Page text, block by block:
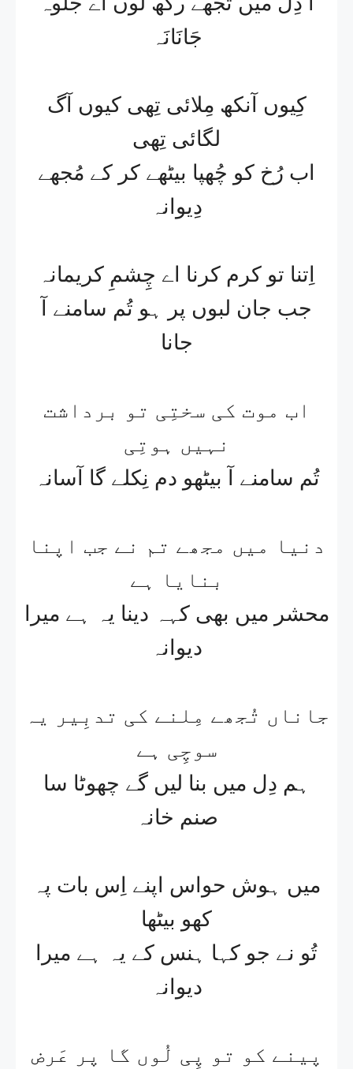
جَانَانَہ​
کِیوں آنکھ مِلائی تِھی کیوں آگ
لگائی تِھی​
اب رُخ کو چُھپا بیٹھے کر کے مُجھے
دِیوانہ​
اِتنا تو کرم کرنا اے چِشمِ کریمانہ​
جب جان لبوں پر ہو تُم سامنے آ
جانا​
اب موت کی سختِی تو برداشت
نہیں ہوتِی​
تُم سامنے آ بیٹھو دم نِکلے گا آسانہ​
دنیا میں مجھے تم نے جب اپنا
بنایا ہے
محشر میں بھی کہہ دینا یہ ہے میرا
دیوانہ​
جاناں تُجھے مِلنے کی تدبِیر یہ
سوچِی ہے​
ہم دِل میں بنا لیں گے چھوٹا سا
صنم خانہ​
میں ہوش حواس اپنے اِس بات پہ
کھو بیٹھا​
تُو نے جو کہا ہنس کے یہ ہے میرا
دیوانہ​
پینے کو تو پِی لُوں گا پر عَرض